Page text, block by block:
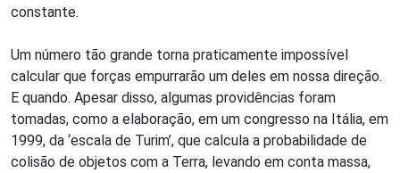
constante.
Um número tão grande torna praticamente impossível
calcular que forças empurrarão um deles em nossa direção.
E quando. Apesar disso, algumas providências foram
tomadas, como a elaboração, em um congresso na Itália, em
1999, da ‘escala de Turim’, que calcula a probabilidade de
colisão de objetos com a Terra, levando em conta massa,